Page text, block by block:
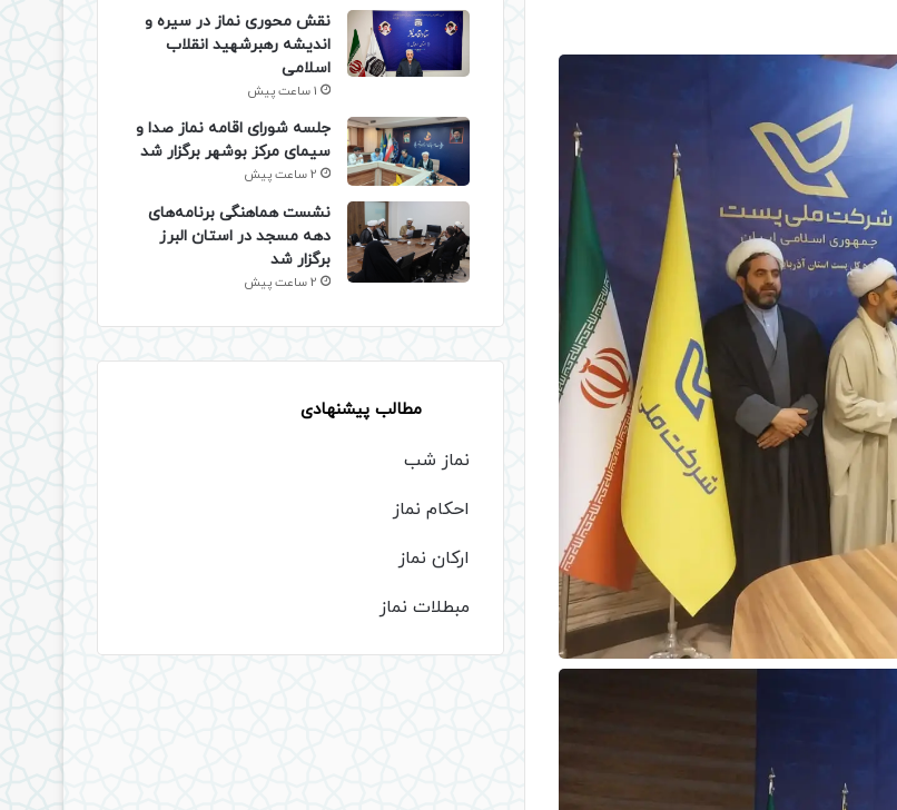
نقش محوری نماز در سیره و
اندیشه رهبرشهید انقلاب
اسلامی
1 ساعت پیش
جلسه شورای اقامه نماز صدا و
سیمای مرکز بوشهر برگزار شد
2 ساعت پیش
نشست هماهنگی برنامه‌های
دهه مسجد در استان البرز
برگزار شد
2 ساعت پیش
مطالب پیشنهادی
نماز شب
احکام نماز
ارکان نماز
مبطلات نماز